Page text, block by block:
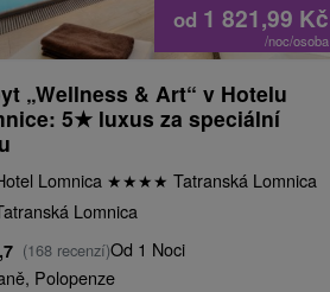
od 1 821,99 Kč
/noc/osoba
„Wellness & Art“ v Hotelu
5★ luxus za speciální
Lomnica ★★★★ Tatranská Lomnica
Lomnica
(168 recenzí)Od 1 Noci
Polopenze